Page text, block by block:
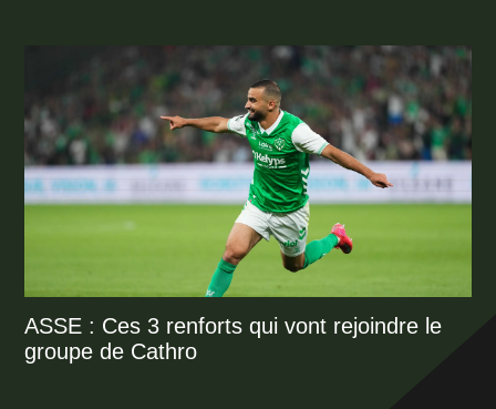
ASSE : Ces 3 renforts qui vont rejoindre le
groupe de Cathro